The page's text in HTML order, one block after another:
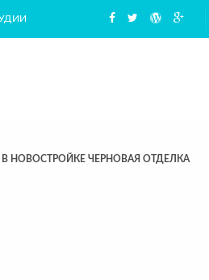
В НОВОСТРОЙКЕ ЧЕРНОВАЯ ОТДЕЛКА